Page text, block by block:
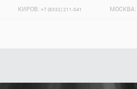
КИРОВ: +7 (8332) 211-541 МОСКВА: